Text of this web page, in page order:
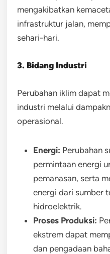
mengakibatkan
infrastruktur jalan,
sehari-hari.
3. Bidang Industri
Perubahan iklim dapat
industri melalui
operasional.
Energi: Perubahan
permintaan energi
pemanasan, serta
energi dari sumber
hidroelektrik.
Proses Produksi:
ekstrem dapat
dan pengadaan